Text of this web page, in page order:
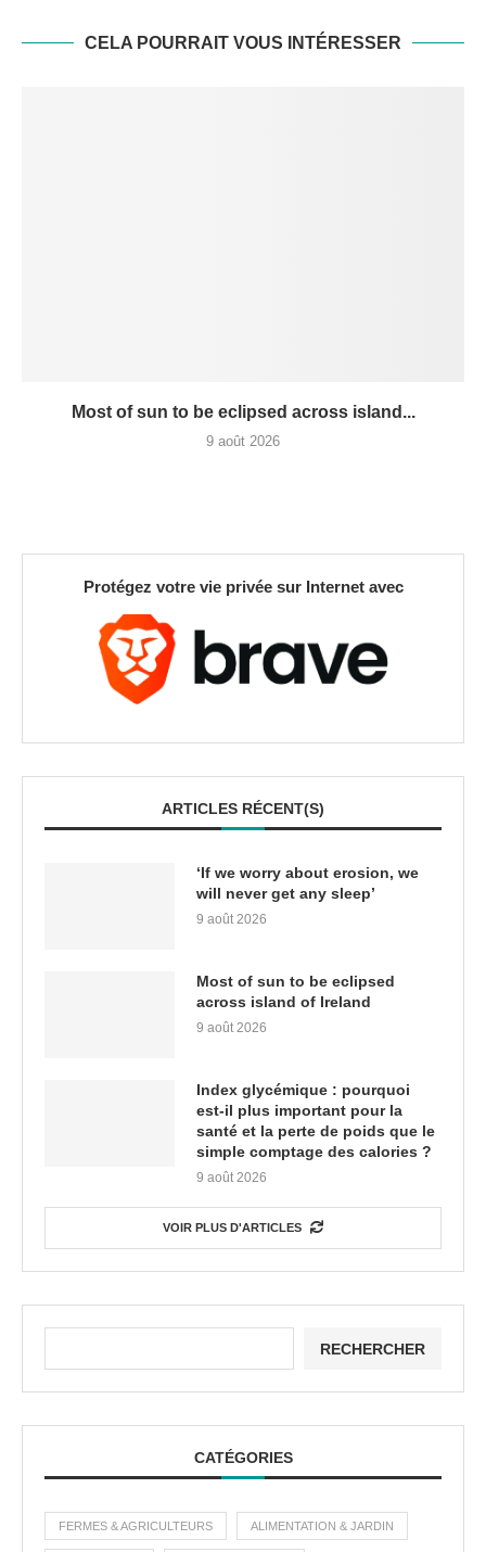
CELA POURRAIT VOUS INTÉRESSER
Most of sun to be eclipsed across island...
9 août 2026
Protégez votre vie privée sur Internet avec
ARTICLES RÉCENT(S)
‘If we worry about erosion, we
will never get any sleep’
9 août 2026
Most of sun to be eclipsed
across island of Ireland
9 août 2026
Index glycémique : pourquoi
est-il plus important pour la
santé et la perte de poids que le
simple comptage des calories ?
9 août 2026
VOIR PLUS D'ARTICLES
RECHERCHER
CATÉGORIES
FERMES & AGRICULTEURS ALIMENTATION & JARDIN